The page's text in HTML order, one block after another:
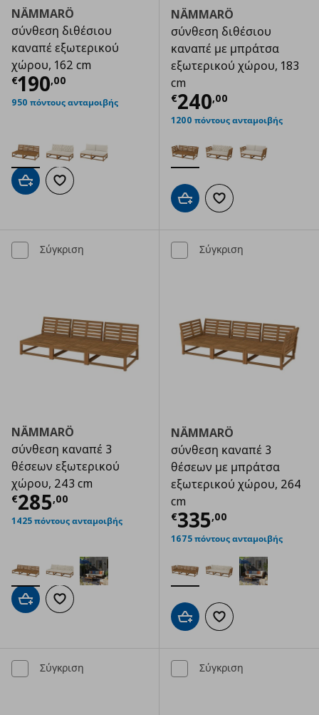
NÄMMARÖ
σύνθεση διθέσιου
καναπέ εξωτερικού
χώρου, 162 cm
€190,00
Τρέχουσα τιμή € 190,00
950 πόντους ανταμοιβής
Προσθήκη στο καλάθι
Προσθήκη στα αγαπημένα
NÄMMARÖ
σύνθεση διθέσιου
καναπέ με μπράτσα
εξωτερικού χώρου, 183
cm
€240,00
Τρέχουσα
1200 πόντους ανταμοιβής
Προσθήκη στο καλάθι
Προσθήκη στα
Σύγκριση
NÄMMARÖ
σύνθεση καναπέ 3
θέσεων εξωτερικού
χώρου, 243 cm
€285,00
Τρέχουσα τιμή € 285,00
1425 πόντους ανταμοιβής
Προσθήκη στο καλάθι
Προσθήκη στα αγαπημένα
Σύγκριση
NÄMMARÖ
σύνθεση καναπέ 3
θέσεων με μπράτσα
εξωτερικού χώρου, 264
cm
€335,00
Τρέχουσα
1675 πόντους ανταμοιβής
Προσθήκη στο καλάθι
Προσθήκη στα
Σύγκριση Σύγκριση